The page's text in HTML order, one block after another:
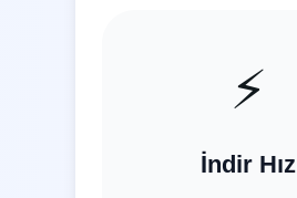
⚡
İndir Hız